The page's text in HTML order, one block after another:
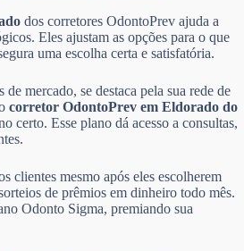
dos corretores OdontoPrev ajuda a
Eles ajustam as opções para o que
uma escolha certa e satisfatória.
de mercado, se destaca pela sua rede de
corretor OdontoPrev em Eldorado do
certo. Esse plano dá acesso a consultas,
clientes mesmo após eles escolherem
de prêmios em dinheiro todo mês.
Odonto Sigma, premiando sua